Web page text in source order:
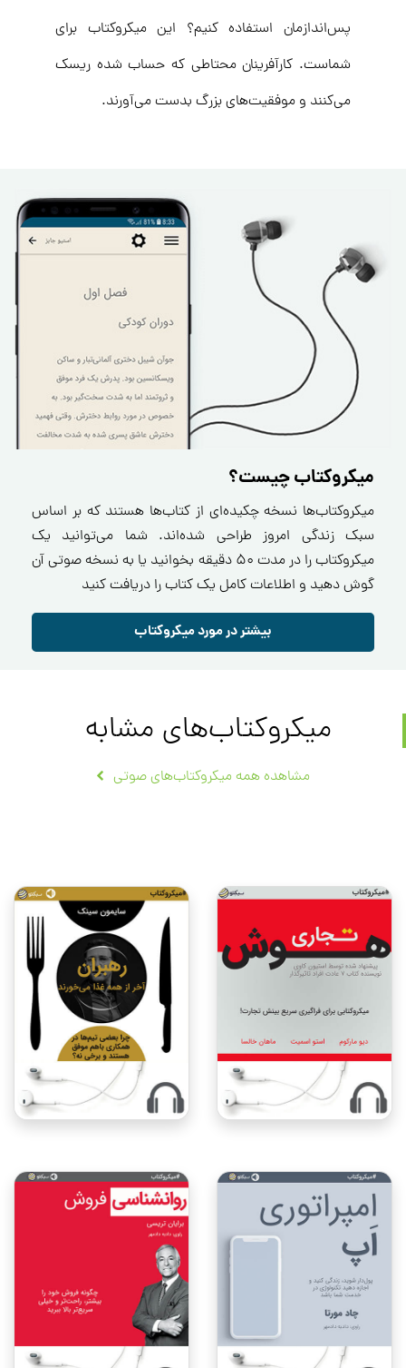
پس‌اندازمان استفاده کنیم؟ این میکروکتاب برای
شماست. کارآفرینان محتاطی که حساب شده ریسک
می‌کنند و موفقیت‌های بزرگ بدست می‌آورند.
میکروکتاب چیست؟
میکروکتاب‌ها نسخه چکیده‌ای از کتاب‌ها هستند که بر اساس
سبک زندگی امروز طراحی شده‌اند. شما می‌توانید یک
میکروکتاب را در مدت ۵۰ دقیقه بخوانید یا به نسخه صوتی آن
گوش دهید و اطلاعات کامل یک کتاب را دریافت کنید
بیشتر در مورد میکروکتاب
میکروکتاب‌های مشابه
مشاهده همه میکروکتاب‌های صوتی